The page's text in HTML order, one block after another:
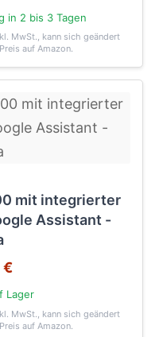
in 2 bis 3 Tagen
MwSt., kann sich geändert
auf Amazon.
mit integrierter
Assistant -
€
Lager
MwSt., kann sich geändert
auf Amazon.